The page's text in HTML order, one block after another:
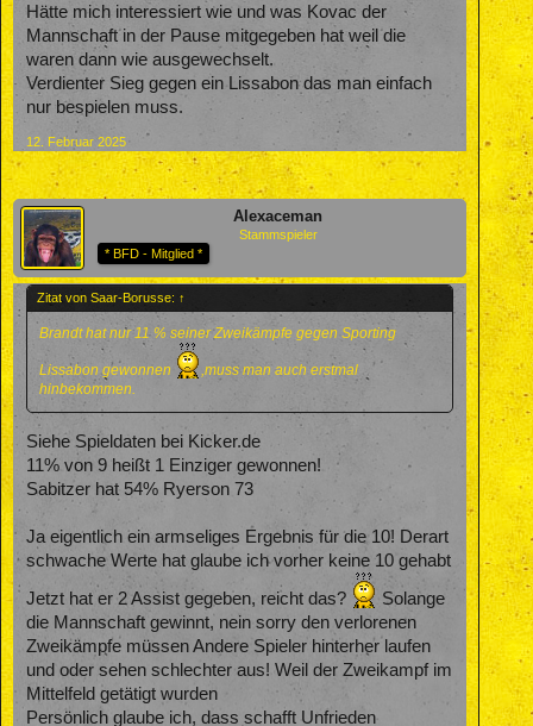
Hätte mich interessiert wie und was Kovac der
Mannschaft in der Pause mitgegeben hat weil die
waren dann wie ausgewechselt.
Verdienter Sieg gegen ein Lissabon das man einfach
nur bespielen muss.
12. Februar 2025
Alexaceman
Stammspieler
* BFD - Mitglied *
Zitat von Saar-Borusse: ↑
Brandt hat nur 11 % seiner Zweikämpfe gegen Sporting
Lissabon gewonnen
,muss man auch erstmal
hinbekommen.
Siehe Spieldaten bei Kicker.de
11% von 9 heißt 1 Einziger gewonnen!
Sabitzer hat 54% Ryerson 73
Ja eigentlich ein armseliges Ergebnis für die 10! Derart
schwache Werte hat glaube ich vorher keine 10 gehabt
Jetzt hat er 2 Assist gegeben, reicht das?
Solange
die Mannschaft gewinnt, nein sorry den verlorenen
Zweikämpfe müssen Andere Spieler hinterher laufen
und oder sehen schlechter aus! Weil der Zweikampf im
Mittelfeld getätigt wurden
Persönlich glaube ich, dass schafft Unfrieden